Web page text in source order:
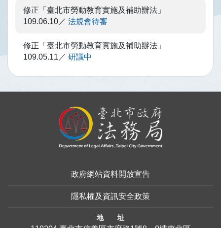
修正「臺北市勞動教育實施及補助辦法」
109.06.10
法規會待審
修正「臺北市勞動教育實施及補助辦法」
109.05.11
研議中
政府網站資料開放宣告
隱私權及資訊安全政策
地 址